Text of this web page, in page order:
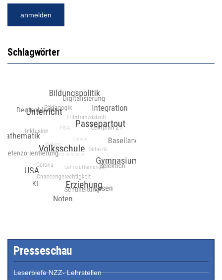
Schlagwörter
Presseschau
Leserbiefe NZZ- Lehrstellen